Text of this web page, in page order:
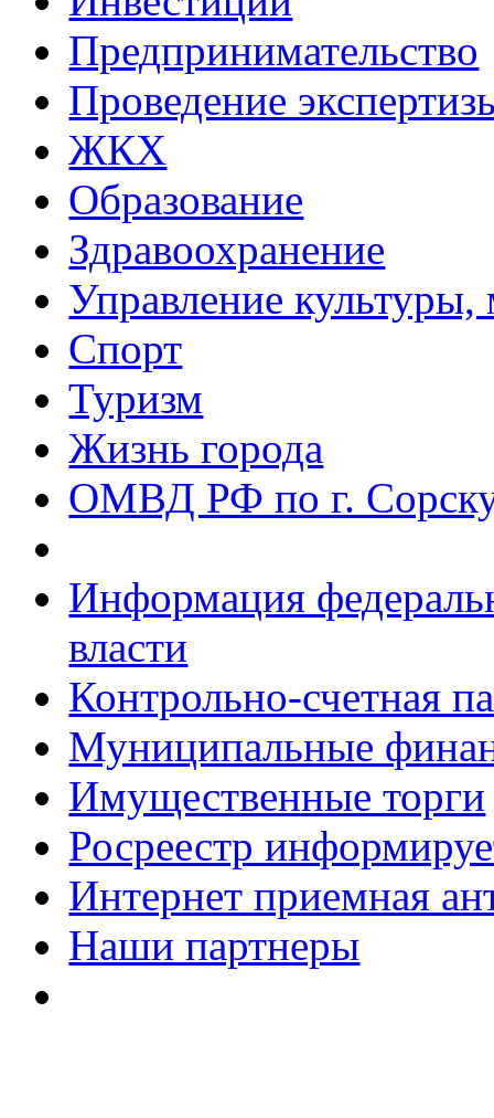
Предпринимательство
Проведение
ЖКХ
Образование
Здравоохранение
Управление
Спорт
Туризм
Жизнь города
ОМВД РФ по г.
Информация
власти
Контрольно-счетная
Муниципальные
Имущественные торги
Росреестр
Интернет приемная
Наши партнеры